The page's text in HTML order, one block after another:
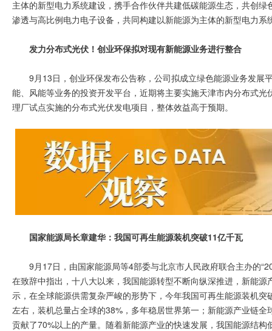
主体的新型电力系统建设，携手合作伙伴共建低碳能源生态，共创
渗透与高比例电力电子设备，共同构建以新能源为主体的新型电力系
发力分布式光伏！创业环保拟对现有新能源业务进行整合
9月13日，创业环保发布公告称，公司拟成立绿色能源业务发
能、风能等业务的投资开发平台，近期将主要实施天津市内分布式
理厂试点实施的分布式光伏发电项目，整体效益高于预期。
国家能源局长章建华：我国可再生能源装机突破11亿千瓦
9月17日，由国家能源局等4部委与北京市人民政府联合主办的
在致辞中指出，十八大以来，我国能源转型不断向纵深推进，新能
示，在全球能源供需复杂严峻的形势下，今年我国可再生能源装机
左右，装机总量占全球的38%，多年稳居世界第一；新能源产业链
贡献了70%以上的产量。随着新能源产业的快速发展，我国能源结